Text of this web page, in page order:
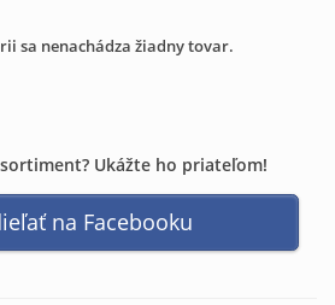
sa nenachádza žiadny tovar.
sortiment? Ukážte ho priateľom!
na Facebooku